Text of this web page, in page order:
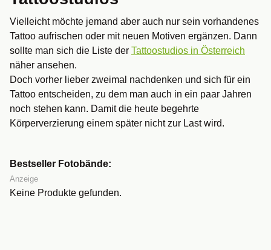
Vielleicht möchte jemand aber auch nur sein vorhandenes
Tattoo aufrischen oder mit neuen Motiven ergänzen. Dann
sollte man sich die Liste der Tattoostudios in Österreich
näher ansehen.
Doch vorher lieber zweimal nachdenken und sich für ein
Tattoo entscheiden, zu dem man auch in ein paar Jahren
noch stehen kann. Damit die heute begehrte
Körperverzierung einem später nicht zur Last wird.
Bestseller Fotobände:
Anzeige
Keine Produkte gefunden.